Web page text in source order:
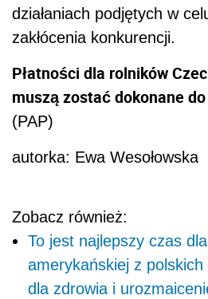
działaniach podjętych w
zakłócenia konkurencji.
Płatności dla rolników
muszą zostać dokonane
(PAP)
autorka: Ewa Wesołowska
Zobacz również:
To jest najlepszy czas
amerykańskiej z
dla zdrowia i